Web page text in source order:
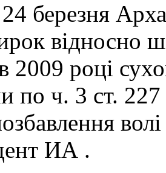
березня
відносно
2009 році
по ч. 3 ст.
ИА .